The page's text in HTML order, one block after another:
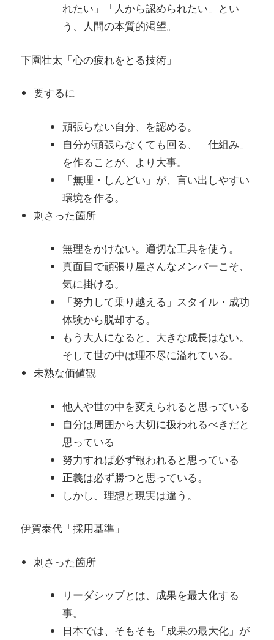
れたい」「人から認められたい」とい
う、人間の本質的渇望。
下園壮太「心の疲れをとる技術」
要するに
頑張らない自分、を認める。
自分が頑張らなくても回る、「仕組み」
を作ることが、より大事。
「無理・しんどい」が、言い出しやすい
環境を作る。
刺さった箇所
無理をかけない。適切な工具を使う。
真面目で頑張り屋さんなメンバーこそ、
気に掛ける。
「努力して乗り越える」スタイル・成功
体験から脱却する。
もう大人になると、大きな成長はない。
そして世の中は理不尽に溢れている。
未熟な価値観
他人や世の中を変えられると思っている
自分は周囲から大切に扱われるべきだと
思っている
努力すれば必ず報われると思っている
正義は必ず勝つと思っている。
しかし、理想と現実は違う。
伊賀泰代「採用基準」
刺さった箇所
リーダシップとは、成果を最大化する
事。
日本では、そもそも「成果の最大化」が